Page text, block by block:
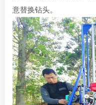
意替换钻头。